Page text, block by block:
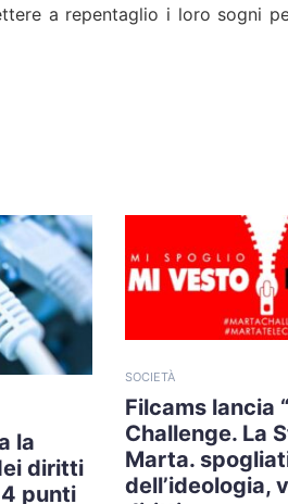
a repentaglio i loro sogni
la
diritti
punti
SOCIETÀ
Filcams lancia
Challenge. La
Marta.
dell’ideologia,